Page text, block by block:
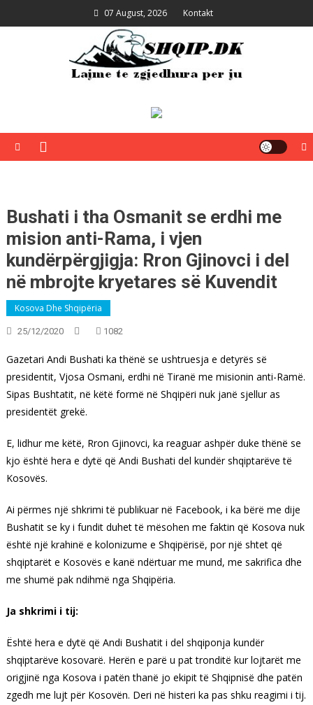
to
07 August, 2026 Kontakt
Bushati i tha Osmanit se erdhi me
mision anti-Rama, i vjen
kundërpërgjigja: Rron Gjinovci i del
në mbrojte kryetares së Kuvendit
Kosova Dhe Shqipëria
25/12/2020 1082
Gazetari Andi Bushati ka thënë se ushtruesja e detyrës së
presidentit, Vjosa Osmani, erdhi në Tiranë me misionin anti-Ramë.
Sipas Bushtatit, në këtë formë në Shqipëri nuk janë sjellur as
presidentët grekë.
E, lidhur me këtë, Rron Gjinovci, ka reaguar ashpër duke thënë se
kjo është hera e dytë që Andi Bushati del kundër shqiptarëve të
Kosovës.
Ai përmes një shkrimi të publikuar në Facebook, i ka bërë me dije
Bushatit se ky i fundit duhet të mësohen me faktin që Kosova nuk
është një krahinë e kolonizume e Shqipërisë, por një shtet që
shqiptarët e Kosovës e kanë ndërtuar me mund, me sakrifica dhe
me shumë pak ndihmë nga Shqipëria.
Ja shkrimi i tij:
Është hera e dytë që Andi Bushatit i del shqiponja kundër
shqiptarëve kosovarë. Herën e parë u pat tronditë kur lojtarët me
origjinë nga Kosova i patën thanë jo ekipit të Shqipnisë dhe patën
zgedh me lujt për Kosovën. Deri në histeri ka pas shku reagimi i tij.